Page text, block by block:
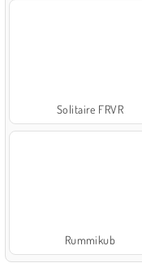
Solitaire FRVR
Rummikub